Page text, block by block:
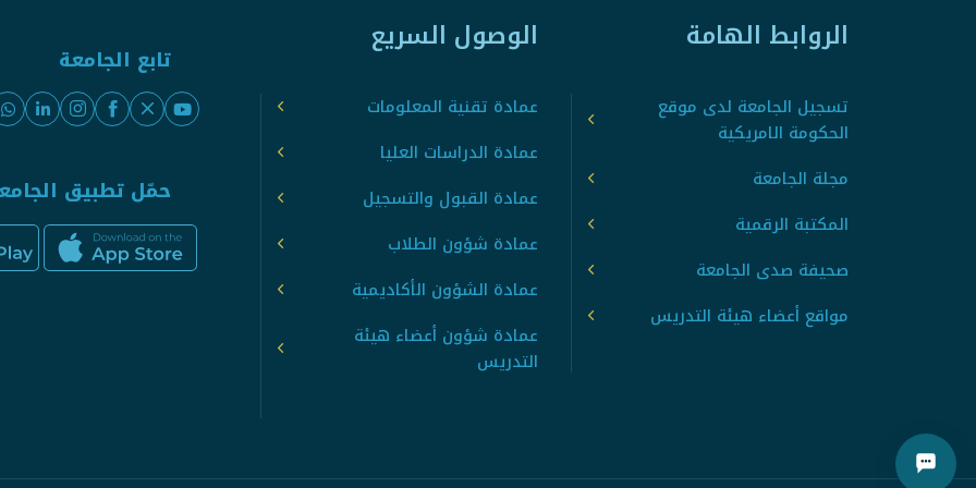
الروابط الهامة
تسجيل الجامعة لدى موقع
الحكومة الامريكية
مجلة الجامعة
المكتبة الرقمية
صحيفة صدى الجامعة
مواقع أعضاء هيئة التدريس
الوصول السريع
عمادة تقنية المعلومات
عمادة الدراسات العليا
عمادة القبول والتسجيل
عمادة شؤون الطلاب
عمادة الشؤون الأكاديمية
عمادة شؤون أعضاء هيئة
التدريس
تابع الجامعة
حمّل تطبيق